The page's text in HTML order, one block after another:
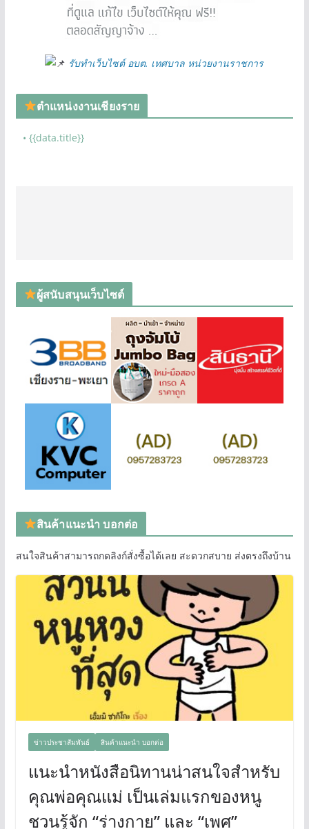
รับทำเว็บไซต์ อบต. เทศบาล หน่วยงานราชการ
ตำแหน่งงานเชียงราย
• {{data.title}}
ผู้สนับสนุนเว็บไซต์
สินค้าแนะนำ บอกต่อ
สนใจสินค้าสามารถกดลิงก์สั่งซื้อได้เลย สะดวกสบาย ส่งตรงถึงบ้าน
ข่าวประชาสัมพันธ์ สินค้าแนะนำ บอกต่อ
แนะนำหนังสือนิทานน่าสนใจสำหรับ
คุณพ่อคุณแม่ เป็นเล่มแรกของหนู
ชวนรู้จัก “ร่างกาย” และ “เพศ”